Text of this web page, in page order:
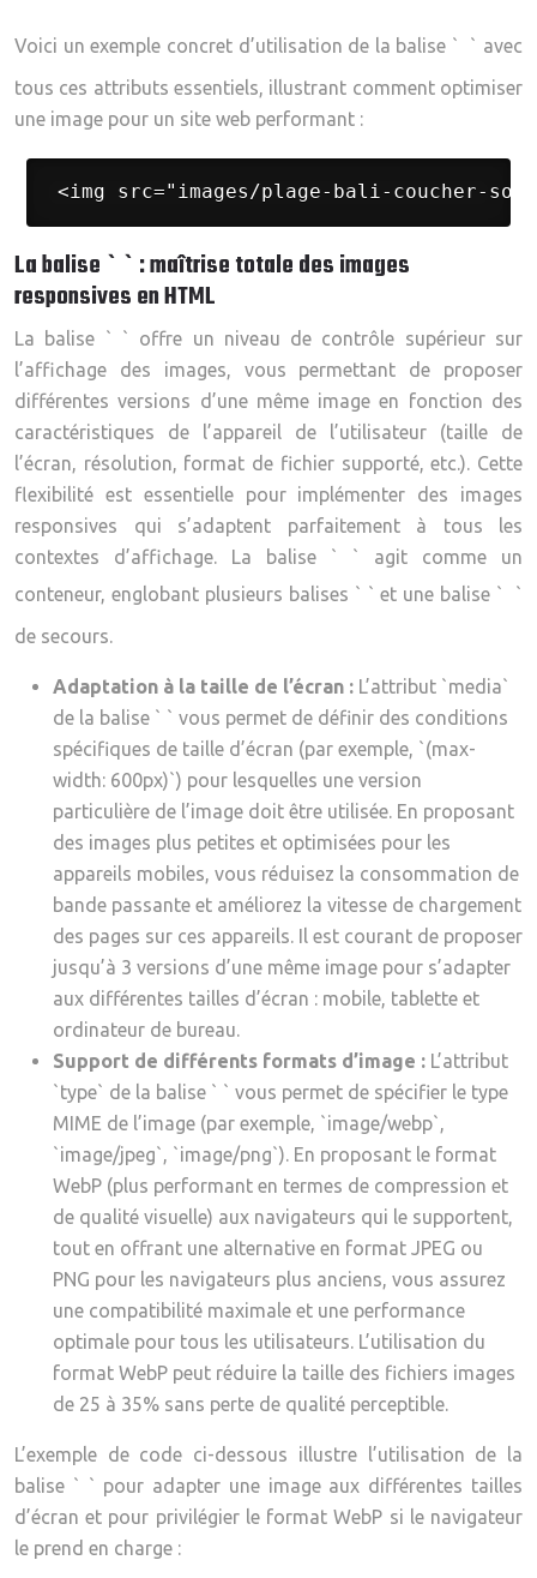
Voici un exemple concret d’utilisation de la balise `
` avec
tous ces attributs essentiels, illustrant comment optimiser
une image pour un site web performant :
<img src="images/plage-bali-coucher-
La balise ` ` : maîtrise totale des images
responsives en HTML
La balise ` ` offre un niveau de contrôle supérieur sur
l’affichage des images, vous permettant de proposer
différentes versions d’une même image en fonction des
caractéristiques de l’appareil de l’utilisateur (taille de
l’écran, résolution, format de fichier supporté, etc.). Cette
flexibilité est essentielle pour implémenter des images
responsives qui s’adaptent parfaitement à tous les
contextes d’affichage. La balise ` ` agit comme un
conteneur, englobant plusieurs balises ` ` et une balise `
`
de secours.
Adaptation à la taille de l’écran : L’attribut `media`
de la balise ` ` vous permet de définir des conditions
spécifiques de taille d’écran (par exemple, `(max-
width: 600px)`) pour lesquelles une version
particulière de l’image doit être utilisée. En proposant
des images plus petites et optimisées pour les
appareils mobiles, vous réduisez la consommation de
bande passante et améliorez la vitesse de chargement
des pages sur ces appareils. Il est courant de proposer
jusqu’à 3 versions d’une même image pour s’adapter
aux différentes tailles d’écran : mobile, tablette et
ordinateur de bureau.
Support de différents formats d’image : L’attribut
`type` de la balise ` ` vous permet de spécifier le type
MIME de l’image (par exemple, `image/webp`,
`image/jpeg`, `image/png`). En proposant le format
WebP (plus performant en termes de compression et
de qualité visuelle) aux navigateurs qui le supportent,
tout en offrant une alternative en format JPEG ou
PNG pour les navigateurs plus anciens, vous assurez
une compatibilité maximale et une performance
optimale pour tous les utilisateurs. L’utilisation du
format WebP peut réduire la taille des fichiers images
de 25 à 35% sans perte de qualité perceptible.
L’exemple de code ci-dessous illustre l’utilisation de la
balise ` ` pour adapter une image aux différentes tailles
d’écran et pour privilégier le format WebP si le navigateur
le prend en charge :